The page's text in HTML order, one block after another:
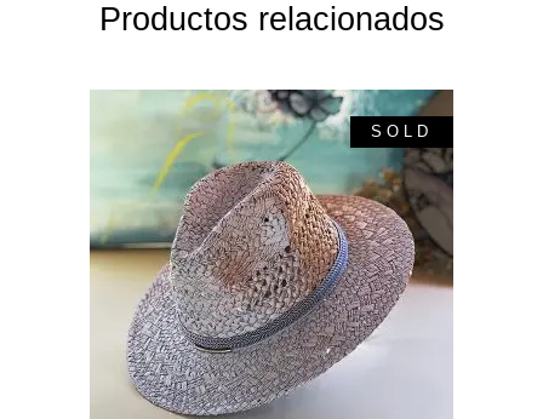
Productos relacionados
SALE
SOLD
Leer más